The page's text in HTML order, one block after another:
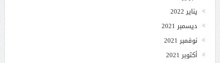
يناير 2022
ديسمبر 2021
نوفمبر 2021
أكتوبر 2021